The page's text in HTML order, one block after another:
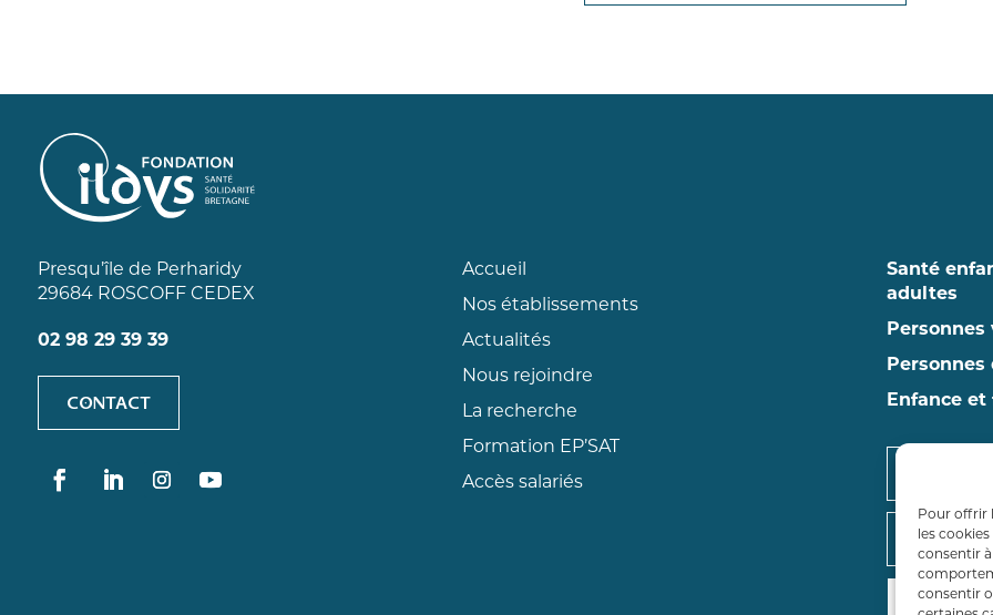
Pour offrir
les
consentir
consentir
Presqu’île de Perharidy
29684 ROSCOFF CEDEX
02 98 29 39 39
CONTACT
Accueil
Nos établissements
Actualités
Nous rejoindre
La recherche
Formation EP’SAT
Accès salariés
Santé
adultes
Enfance
RDV ET
PAYER
FAIRE